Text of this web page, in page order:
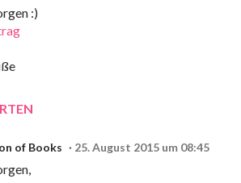
:)
of Books 25. August 2015 um 08:45